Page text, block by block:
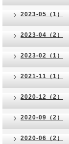
2023-05（1）
2023-04（2）
2023-02（1）
2021-11（1）
2020-12（2）
2020-09（2）
2020-06（2）